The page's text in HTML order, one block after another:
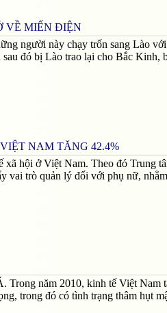
VỀ MIẾN ĐIỆN
người này chạy trốn sang Lào
đó bị Lào trao lại cho Bắc Kinh,
NAM TĂNG 42.4%
hội ở Việt Nam. Theo đó Trung
vai trò quản lý đối với phụ nữ,
Trong năm 2010, kinh tế Việt Nam
trong đó có tình trạng thâm hụt